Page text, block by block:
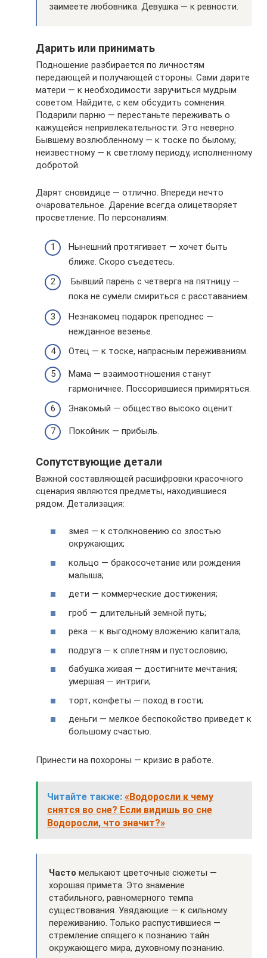
заимеете любовника. Девушка — к ревности.
Дарить или принимать
Подношение разбирается по личностям
передающей и получающей стороны. Сами дарите
матери — к необходимости заручиться мудрым
советом. Найдите, с кем обсудить сомнения.
Подарили парню — перестаньте переживать о
кажущейся непривлекательности. Это неверно.
Бывшему возлюбленному — к тоске по былому;
неизвестному — к светлому периоду, исполненному
добротой.
Дарят сновидице — отлично. Впереди нечто
очаровательное. Дарение всегда олицетворяет
просветление. По персоналиям:
Нынешний протягивает — хочет быть
ближе. Скоро съедетесь.
Бывший парень с четверга на пятницу —
пока не сумели смириться с расставанием.
Незнакомец подарок преподнес —
нежданное везенье.
Отец — к тоске, напрасным переживаниям.
Мама — взаимоотношения станут
гармоничнее. Поссорившиеся примиряться.
Знакомый — общество высоко оценит.
Покойник — прибыль.
Сопутствующие детали
Важной составляющей расшифровки красочного
сценария являются предметы, находившиеся
рядом. Детализация:
змея — к столкновению со злостью
окружающих;
кольцо — бракосочетание или рождения
малыша;
дети — коммерческие достижения;
гроб — длительный земной путь;
река — к выгодному вложению капитала;
подруга — к сплетням и пустословию;
бабушка живая — достигните мечтания;
умершая — интриги;
торт, конфеты — поход в гости;
деньги — мелкое беспокойство приведет к
большому счастью.
Принести на похороны — кризис в работе.
Читайте также: «Водоросли к чему
снятся во сне? Если видишь во сне
Водоросли, что значит?»
Часто мелькают цветочные сюжеты —
хорошая примета. Это знамение
стабильного, равномерного темпа
существования. Увядающие — к сильному
переживанию. Только распустившиеся —
стремление спящего к познанию тайн
окружающего мира, духовному познанию.